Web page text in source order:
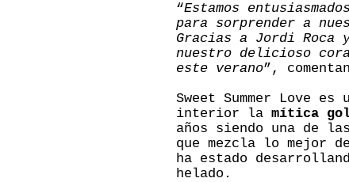
“Estamos
para sorprender a
Gracias a Jordi Roca
nuestro delicioso
este verano”,
Sweet Summer Love es
interior la mítica
años siendo una de
que mezcla lo mejor
ha estado
helado.